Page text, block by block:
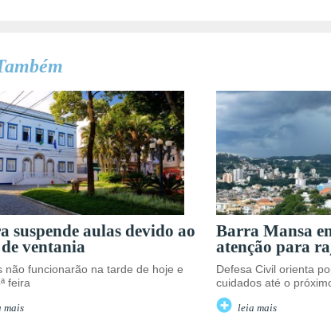
suspende aulas devido ao
ventania
não funcionarão na tarde de hoje e
feira
mais
Barra Mansa
atenção para
Defesa Civil orienta
cuidados até o
leia mais